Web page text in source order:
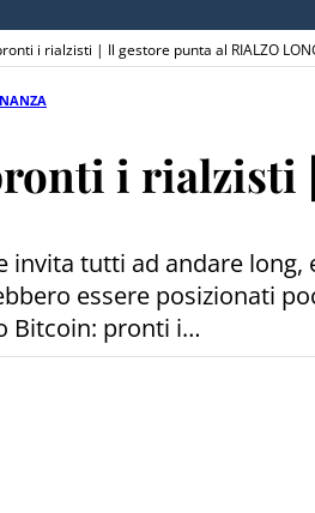
i rialzisti | Il gestore punta al RIALZO
i rialzisti
invita tutti ad andare
essere posizionati
Bitcoin: pronti i…